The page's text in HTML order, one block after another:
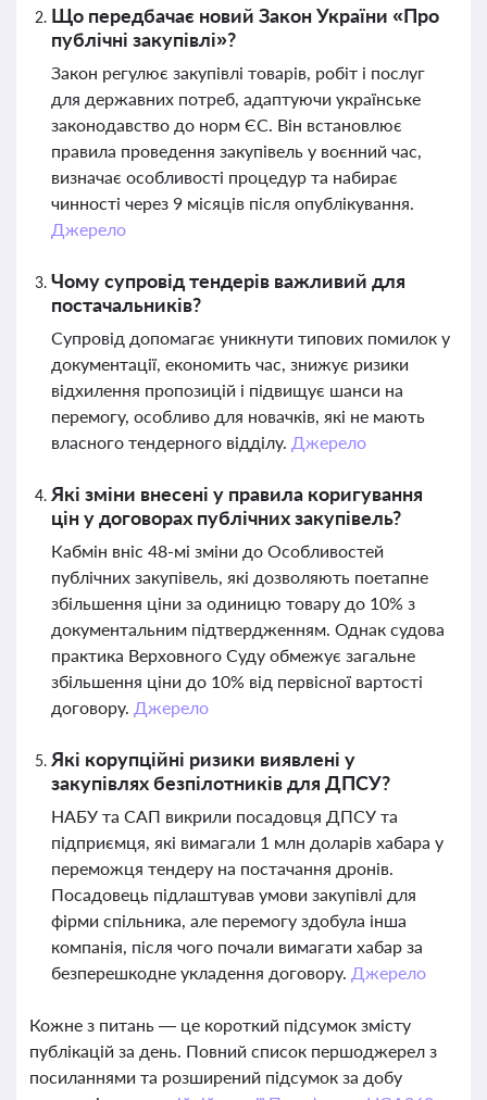
Що передбачає новий Закон України «Про
публічні закупівлі»?
Закон регулює закупівлі товарів, робіт і послуг
для державних потреб, адаптуючи українське
законодавство до норм ЄС. Він встановлює
правила проведення закупівель у воєнний час,
визначає особливості процедур та набирає
чинності через 9 місяців після опублікування.
Джерело
Чому супровід тендерів важливий для
постачальників?
Супровід допомагає уникнути типових помилок у
документації, економить час, знижує ризики
відхилення пропозицій і підвищує шанси на
перемогу, особливо для новачків, які не мають
власного тендерного відділу. Джерело
Які зміни внесені у правила коригування
цін у договорах публічних закупівель?
Кабмін вніс 48-мі зміни до Особливостей
публічних закупівель, які дозволяють поетапне
збільшення ціни за одиницю товару до 10% з
документальним підтвердженням. Однак судова
практика Верховного Суду обмежує загальне
збільшення ціни до 10% від первісної вартості
договору. Джерело
Які корупційні ризики виявлені у
закупівлях безпілотників для ДПСУ?
НАБУ та САП викрили посадовця ДПСУ та
підприємця, які вимагали 1 млн доларів хабара у
переможця тендеру на постачання дронів.
Посадовець підлаштував умови закупівлі для
фірми спільника, але перемогу здобула інша
компанія, після чого почали вимагати хабар за
безперешкодне укладення договору. Джерело
Кожне з питань — це короткий підсумок змісту
публікацій за день. Повний список першоджерел з
посиланнями та розширений підсумок за добу